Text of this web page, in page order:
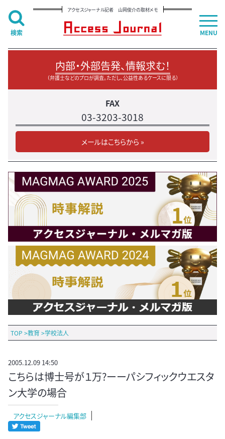
アクセスジャーナル記者 山岡俊介の取材メモ
内部・外部告発、情報求む！
（弁護士などのプロが調査。ただし、公益性あるケースに限る）
FAX
03-3203-3018
メールはこちらから »
TOP >教育>学校法人
2005.12.09 14:50
こちらは博士号が１万?ーーパシフィックウエスタ
ン大学の場合
アクセスジャーナル編集部
MENU
検索